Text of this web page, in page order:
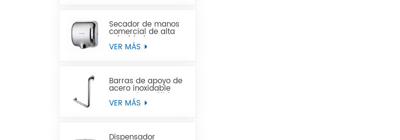
Secador de manos
comercial de alta
velocidad para
baños
VER MÁS
Barras de apoyo de
acero inoxidable
para minusválidos
VER MÁS
Dispensador